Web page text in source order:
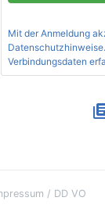
Mit der Anmeldung
Datenschutzhinweise
Verbindungsdaten
/ DD VO